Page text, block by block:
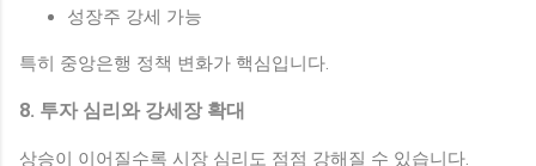
성장주 강세 가능
특히 중앙은행 정책 변화가 핵심입니다.
8. 투자 심리와 강세장 확대
상승이 이어질수록 시장 심리도 점점 강해질 수 있습니다.